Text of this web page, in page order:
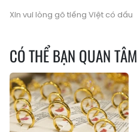
Xin vui lòng gõ tiếng Việt có dấu
CÓ THỂ BẠN QUAN TÂM